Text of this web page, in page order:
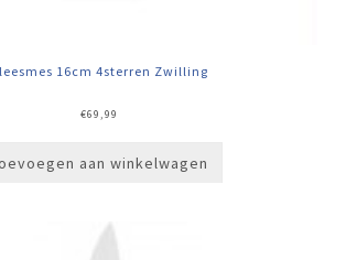
16cm 4sterren Zwilling
€69,99
aan winkelwagen